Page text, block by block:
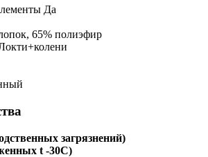
Да
65% полиэфир
загрязнений)
t -30С)